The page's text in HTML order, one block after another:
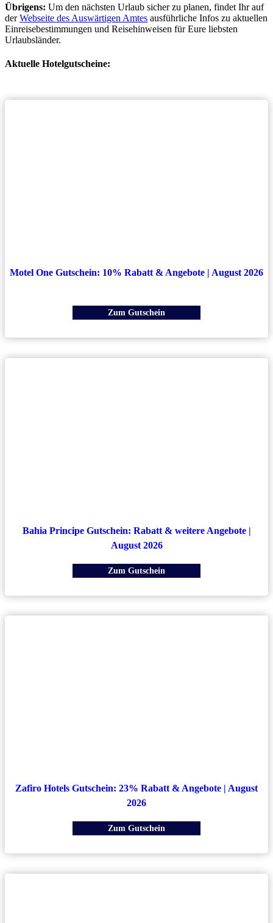
Übrigens: Um den nächsten Urlaub sicher zu planen, findet Ihr auf
derWebseite des Auswärtigen Amtes ausführliche Infos zu aktuellen
Einreisebestimmungen und Reisehinweisen für Eure liebsten
Urlaubsländer.
Aktuelle Hotelgutscheine:
Motel One Gutschein: 10% Rabatt & Angebote | August 2026
Zum Gutschein
Bahia Principe Gutschein: Rabatt & weitere Angebote |
August 2026
Zum Gutschein
Zafiro Hotels Gutschein: 23% Rabatt & Angebote | August
2026
Zum Gutschein